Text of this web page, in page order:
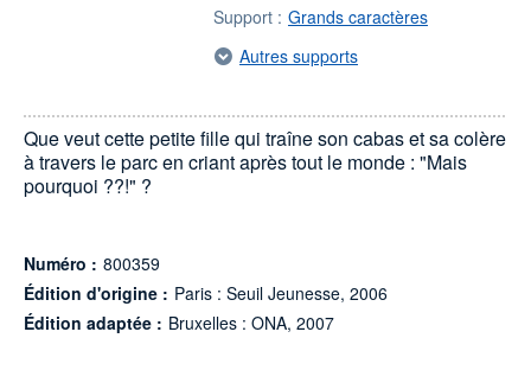
Support : Grands caractères
Autres supports
Que veut cette petite fille qui traîne son cabas et sa colère
à travers le parc en criant après tout le monde : "Mais
pourquoi ??!" ?
Numéro : 800359
Édition d'origine : Paris : Seuil Jeunesse, 2006
Édition adaptée : Bruxelles : ONA, 2007